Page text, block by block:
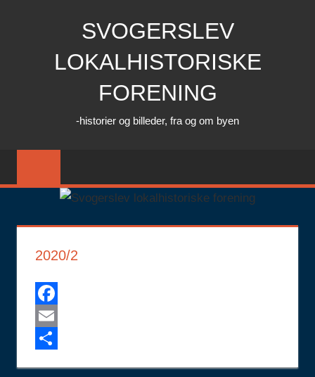
SVOGERSLEV
LOKALHISTORISKE
FORENING
-historier og billeder, fra og om byen
2020/2
Facebook
Email